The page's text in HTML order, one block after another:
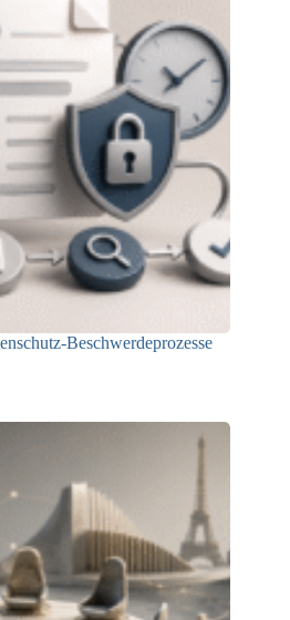
Beschwerdeprozesse